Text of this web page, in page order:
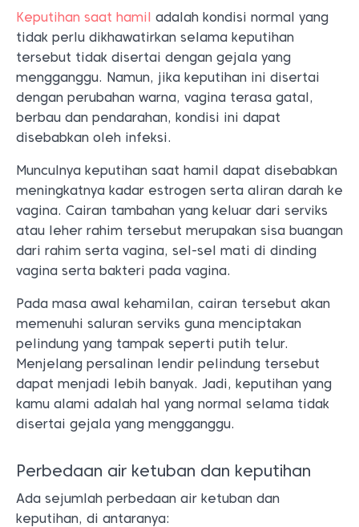
Keputihan saat hamil adalah kondisi normal yang
tidak perlu dikhawatirkan selama keputihan
tersebut tidak disertai dengan gejala yang
mengganggu. Namun, jika keputihan ini disertai
dengan perubahan warna, vagina terasa gatal,
berbau dan pendarahan, kondisi ini dapat
disebabkan oleh infeksi.
Munculnya keputihan saat hamil dapat disebabkan
meningkatnya kadar estrogen serta aliran darah ke
vagina. Cairan tambahan yang keluar dari serviks
atau leher rahim tersebut merupakan sisa buangan
dari rahim serta vagina, sel-sel mati di dinding
vagina serta bakteri pada vagina.
Pada masa awal kehamilan, cairan tersebut akan
memenuhi saluran serviks guna menciptakan
pelindung yang tampak seperti putih telur.
Menjelang persalinan lendir pelindung tersebut
dapat menjadi lebih banyak. Jadi, keputihan yang
kamu alami adalah hal yang normal selama tidak
disertai gejala yang mengganggu.
Perbedaan air ketuban dan keputihan
Ada sejumlah perbedaan air ketuban dan
keputihan, di antaranya: